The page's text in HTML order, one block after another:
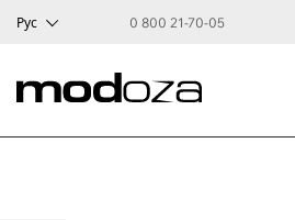
Рус 0 800 21-70-05